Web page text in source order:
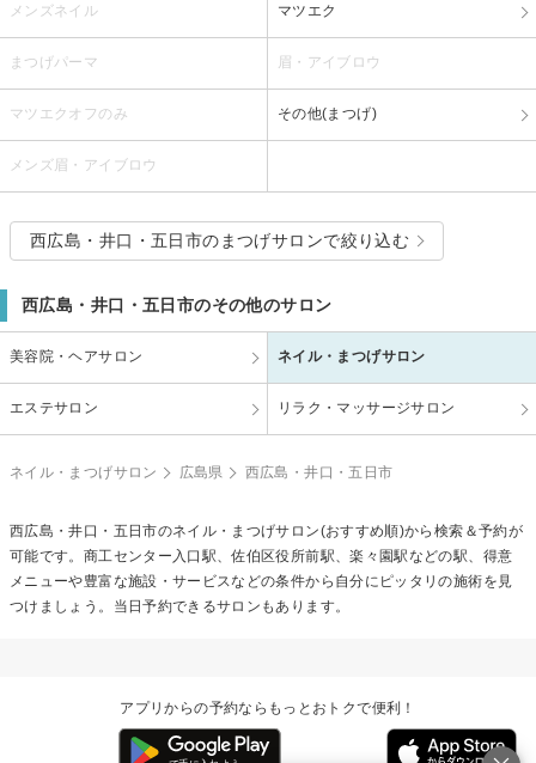
メンズネイル マツエク
まつげパーマ 眉・アイブロウ
マツエクオフのみ その他(まつげ)
メンズ眉・アイブロウ
西広島・井口・五日市のまつげサロンで絞り込む
西広島・井口・五日市のその他のサロン
美容院・ヘアサロン ネイル・まつげサロン
エステサロン リラク・マッサージサロン
ネイル・まつげサロン 広島県 西広島・井口・五日市
西広島・井口・五日市のネイル・まつげサロン(おすすめ順)から検索＆予約が
可能です。商工センター入口駅、佐伯区役所前駅、楽々園駅などの駅、得意
メニューや豊富な施設・サービスなどの条件から自分にピッタリの施術を見
つけましょう。当日予約できるサロンもあります。
アプリからの予約ならもっとおトクで便利！